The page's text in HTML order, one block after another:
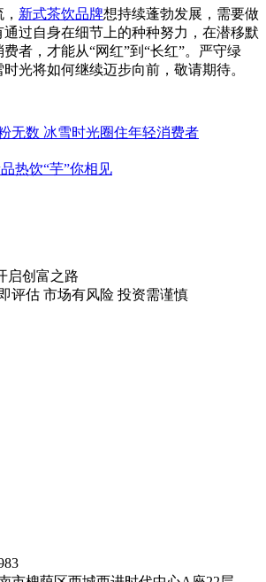
新式茶饮品牌想持续蓬勃发展，需要做
过自身在细节上的种种努力，在潜移默
者，才能从“网红”到“长红”。严守绿
光将如何继续迈步向前，敬请期待。
无数 冰雪时光圈住年轻消费者
热饮“芋”你相见
启创富之路
评估 市场有风险 投资需谨慎